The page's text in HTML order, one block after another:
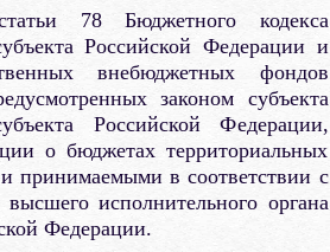
78 Бюджетного кодекса
Российской Федерации и
внебюджетных фондов
законом субъекта
Российской Федерации,
о бюджетах территориальных
принимаемыми в соответствии с
исполнительного органа
Федерации.